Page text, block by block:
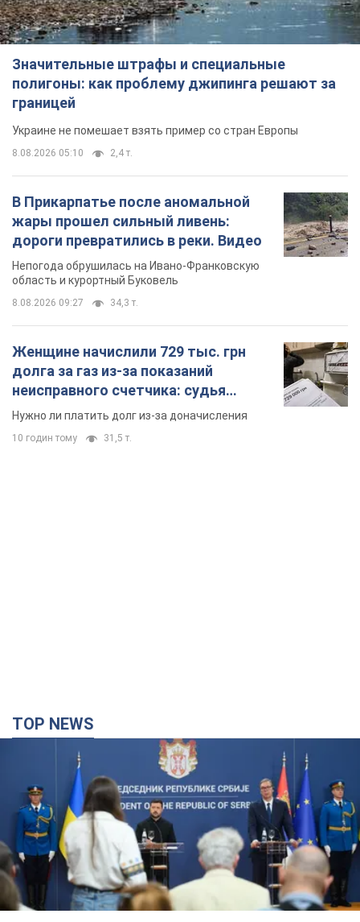
Значительные штрафы и специальные
полигоны: как проблему джипинга решают за
границей
Украине не помешает взять пример со стран Европы
8.08.2026 05:10 2,4 т.
В Прикарпатье после аномальной
жары прошел сильный ливень:
дороги превратились в реки. Видео
Непогода обрушилась на Ивано-Франковскую
область и курортный Буковель
8.08.2026 09:27 34,3 т.
Женщине начислили 729 тыс. грн
долга за газ из-за показаний
неисправного счетчика: судья
вынес неожиданное решение
Нужно ли платить долг из-за доначисления
10 годин тому 31,5 т.
TOP NEWS